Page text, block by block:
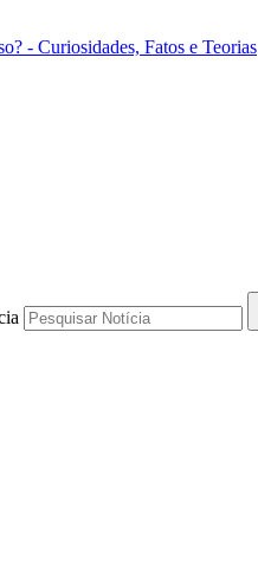
- Curiosidades, Fatos e Teorias